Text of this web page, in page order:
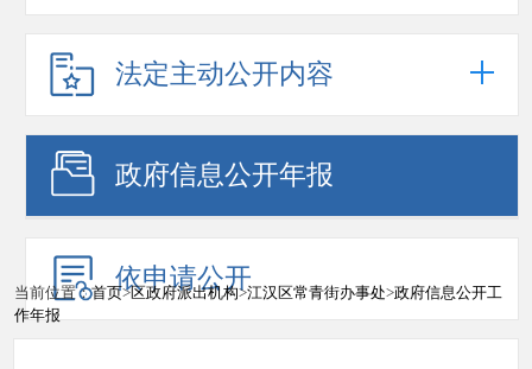
法定主动公开内容
政府信息公开年报
依申请公开
当前位置：首页>区政府派出机构>江汉区常青街办事处>政府信息公开工
作年报